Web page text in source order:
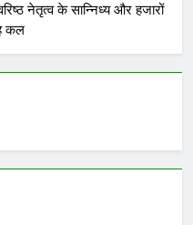
नेतृत्व के सान्निध्य और हजारों
कल